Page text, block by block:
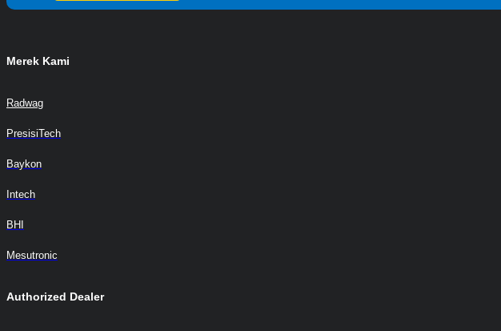
Merek Kami
Radwag
PresisiTech
Baykon
Intech
BHI
Mesutronic
Authorized Dealer